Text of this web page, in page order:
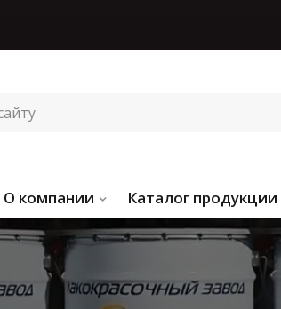
О компании Каталог продукции